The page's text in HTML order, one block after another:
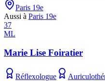
Paris 19e
Aussi à Paris 19e
37
ML
Marie Lise Foiratier
Réflexologue